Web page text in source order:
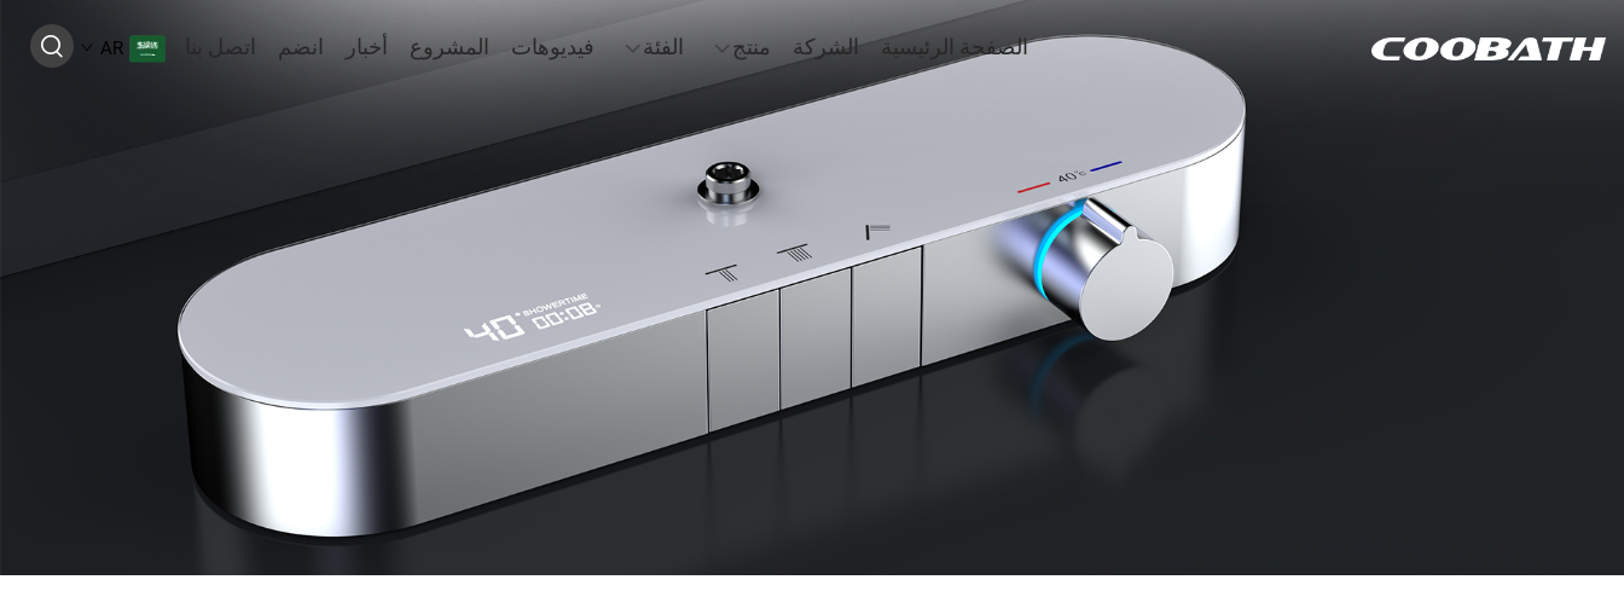
الصفحة الرئيسية الشركة منتج الفئة فيديوهات المشروع أخبار انضم اتصل بنا AR